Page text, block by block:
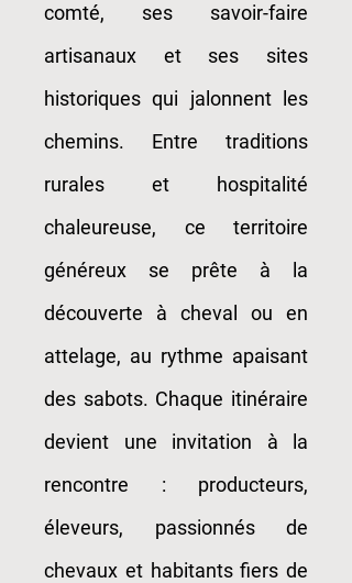
comté, ses savoir-faire
artisanaux et ses sites
historiques qui jalonnent les
chemins. Entre traditions
rurales et hospitalité
chaleureuse, ce territoire
généreux se prête à la
découverte à cheval ou en
attelage, au rythme apaisant
des sabots. Chaque itinéraire
devient une invitation à la
rencontre : producteurs,
éleveurs, passionnés de
chevaux et habitants fiers de